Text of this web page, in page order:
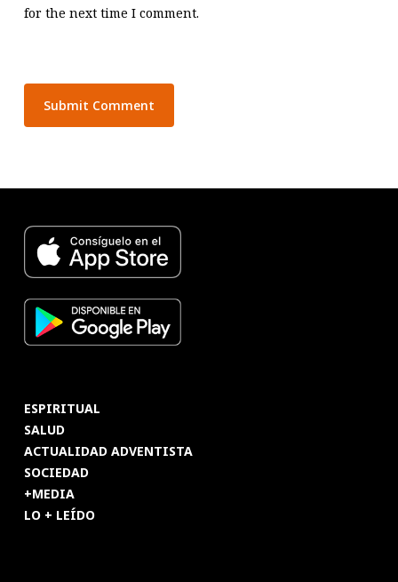
for the next time I comment.
ESPIRITUAL
SALUD
ACTUALIDAD ADVENTISTA
SOCIEDAD
+MEDIA
LO + LEÍDO